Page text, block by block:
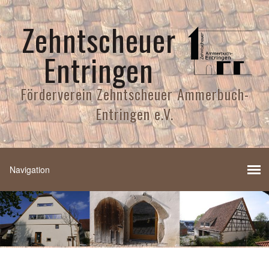
Zehntscheuer
Entringen
Förderverein Zehntscheuer Ammerbuch-
Entringen e.V.